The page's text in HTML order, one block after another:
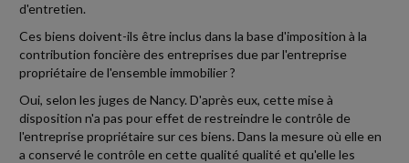
d'entretien.
Ces biens doivent-ils être inclus dans la base d'imposition à la
contribution foncière des entreprises due par l'entreprise
propriétaire de l'ensemble immobilier ?
Oui, selon les juges de Nancy. D'après eux, cette mise à
disposition n'a pas pour effet de restreindre le contrôle de
l'entreprise propriétaire sur ces biens. Dans la mesure où elle en
a conservé le contrôle en cette qualité qualité et qu'elle les